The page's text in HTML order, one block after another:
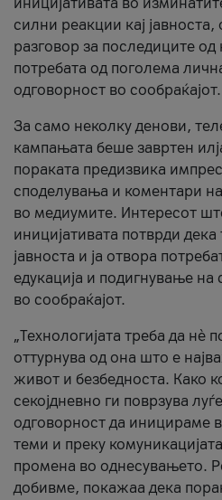
силни реакции кај јавноста,
разговор за последиците
потребата од поголема
одговорност во сообраќајот.
За само неколку денови,
кампањата беше завртен
пораката предизвика
споделувања и коментари
во медиумите. Интересот
иницијативата потврди
јавноста и ја отвора
едукација и подигнување на
во сообраќајот.
„Технологијата треба да нè
оттурнува од она што е
живот и безбедноста. Како
секојдневно ги поврзува
одговорност да иницираме
теми и преку
промена во однесувањето.
добивме, покажаа дека